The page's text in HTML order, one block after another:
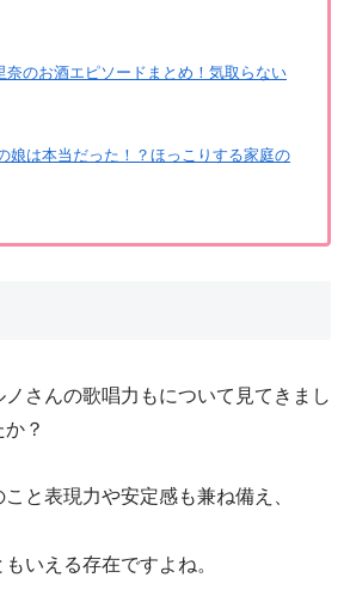
奈のお酒エピソードまとめ！気取らない
娘は本当だった！？ほっこりする家庭の
さんの歌唱力もについて見てきまし
？
と表現力や安定感も兼ね備え、
いえる存在ですよね。